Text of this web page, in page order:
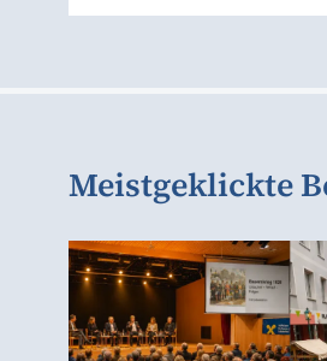
Meistgeklickte